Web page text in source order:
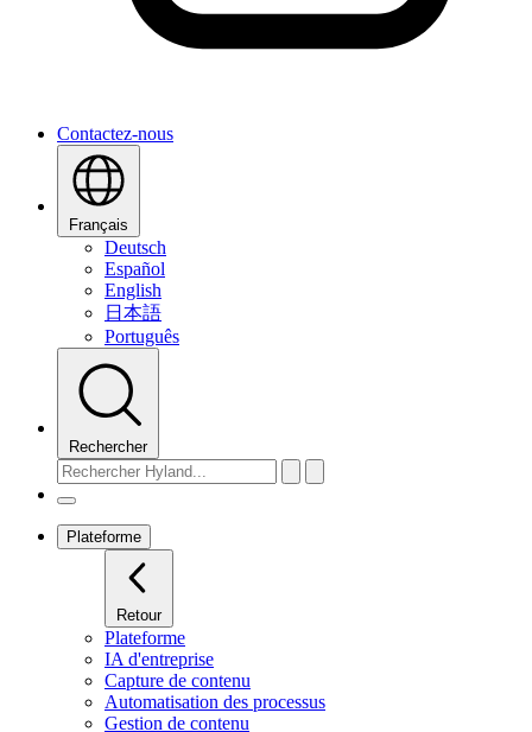
Contactez-nous
Français
Deutsch
Español
English
日本語
Português
Rechercher
Plateforme
Retour
Plateforme
IA d'entreprise
Capture de contenu
Automatisation des processus
Gestion de contenu